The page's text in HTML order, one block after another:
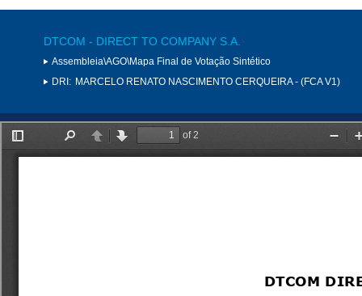
DTCOM - DIRECT TO COMPANY S.A.
Assembleia\AGO\Mapa Final de Votação Sintético
DRI: MARCELO RENATO NASCIMENTO CERQUEIRA - (FCA V1)